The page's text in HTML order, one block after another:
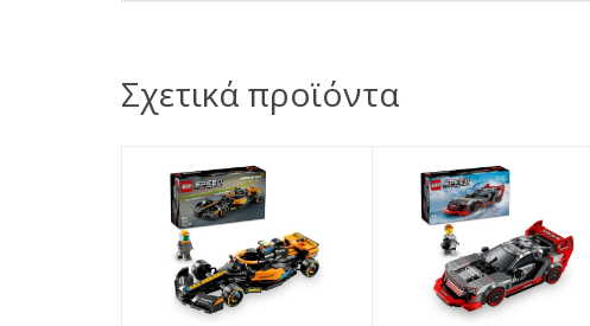
Σχετικά προϊόντα